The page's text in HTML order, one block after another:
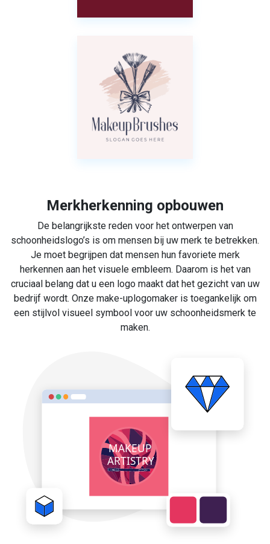
Merkherkenning opbouwen
De belangrijkste reden voor het ontwerpen van
schoonheidslogo’s is om mensen bij uw merk te betrekken.
Je moet begrijpen dat mensen hun favoriete merk
herkennen aan het visuele embleem. Daarom is het van
cruciaal belang dat u een logo maakt dat het gezicht van uw
bedrijf wordt. Onze make-uplogomaker is toegankelijk om
een stijlvol visueel symbool voor uw schoonheidsmerk te
maken.